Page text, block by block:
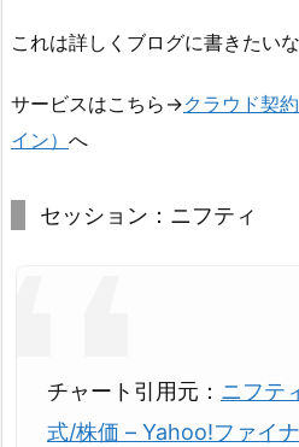
これは詳しくブログに書きたいな
サービスはこちら→クラウド契
イン） へ
セッション：ニフティ
チャート引用元： ニフテ
式/株価 – Yahoo!ファイ